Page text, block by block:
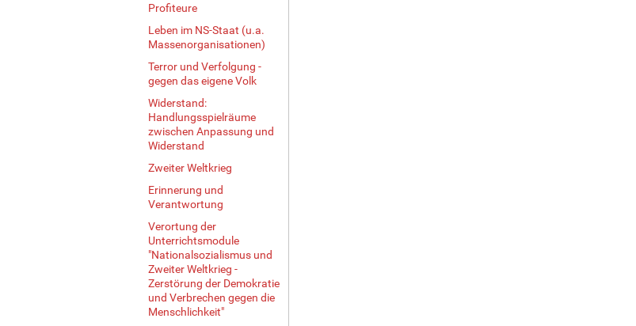
Profiteure
Leben im NS-Staat (u.a.
Massenorganisationen)
Terror und Verfolgung -
gegen das eigene Volk
Widerstand:
Handlungsspielräume
zwischen Anpassung und
Widerstand
Zweiter Weltkrieg
Erinnerung und
Verantwortung
Verortung der
Unterrichtsmodule
"Nationalsozialismus und
Zweiter Weltkrieg -
Zerstörung der Demokratie
und Verbrechen gegen die
Menschlichkeit"